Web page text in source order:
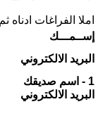
املا الفراغات
إســمـــك
البريد الالكتروني
1 - اسم صديقك
البريد الالكتروني